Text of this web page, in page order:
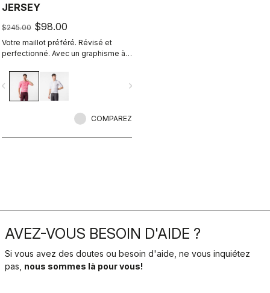
JERSEY
$245.00 $98.00
Votre maillot préféré. Révisé et
perfectionné. Avec un graphisme à
navigate_next
COMPAREZ
AVEZ-VOUS BESOIN D'AIDE ?
Si vous avez des doutes ou besoin d'aide, ne vous inquiétez
pas, nous sommes là pour vous!